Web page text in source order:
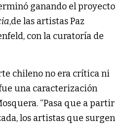
ganando el proyecto
,de las artistas Paz
con la curatoría de
chileno no era crítica ni
una caracterización
“Pasa que a partir
los artistas que surgen